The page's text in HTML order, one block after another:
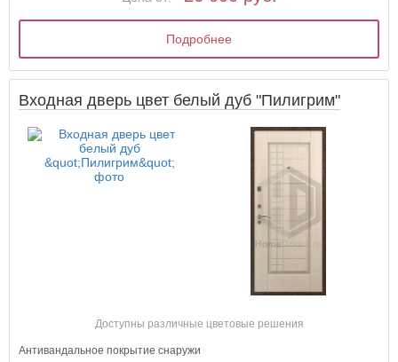
Подробнее
Входная дверь цвет белый дуб "Пилигрим"
Доступны различные цветовые решения
Антивандальное покрытие снаружи